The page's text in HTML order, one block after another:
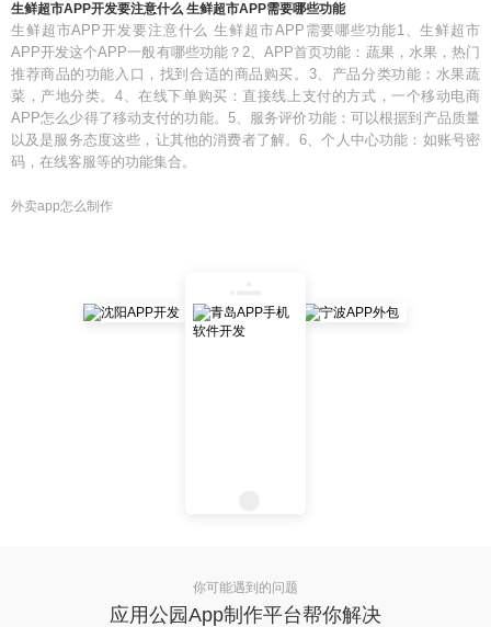
生鲜超市APP开发要注意什么 生鲜超市APP需要哪些功能
生鲜超市APP开发要注意什么 生鲜超市APP需要哪些功能1、生鲜超市
APP开发这个APP一般有哪些功能？2、APP首页功能：蔬果，水果，热门
推荐商品的功能入口，找到合适的商品购买。3、产品分类功能：水果蔬
菜，产地分类。4、在线下单购买：直接线上支付的方式，一个移动电商
APP怎么少得了移动支付的功能。5、服务评价功能：可以根据到产品质量
以及是服务态度这些，让其他的消费者了解。6、个人中心功能：如账号密
码，在线客服等的功能集合。
外卖app怎么制作
你可能遇到的问题
应用公园App制作平台帮你解决